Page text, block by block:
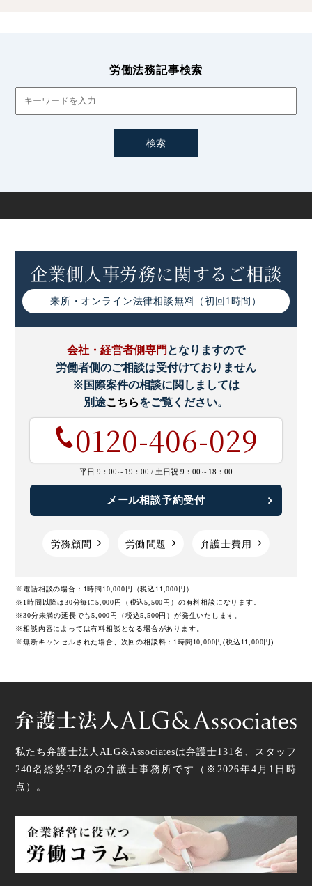
働き方改革による産業医の機能強化とは｜改正点や企業の
取り組みなど
高度プロフェッショナル制度導入時の注意点
高度プロフェッショナル制度の導入要件
高度プロフェッショナル制度の導入手続きについて
【2025年最新版】労働安全衛生法の改正一覧とポイント
て
時間外労働の上限規制｜2024年の建設業への適用や罰則な
どの基礎知識
同一労働同一賃金とは｜ガイドラインや企業の対応などわ
【働き方改革】待遇に関する説明義務の強化の改正要点
【働き方改革】法改正スケジュール｜2023・2024年
【働き方改革】行政による履行確保措置・裁判外紛争解決
手続（行政ADR）の整備について
労働法務記事検索
企業側人事労務に関するご相談
来所・オンライン法律相談無料（初回1時間）
会社・経営者側専門 となりますので
労働者側のご相談は受付けておりません
※国際案件の相談に関しましては
別途こちらをご覧ください。
0120-406-029
平日 9：00～19：00 / 土日祝 9：00～18：00
メール相談予約受付
労務顧問 労働問題 弁護士費用
※電話相談の場合：1時間10,000円（税込11,000円）
※1時間以降は30分毎に5,000円（税込5,500円）の有料相談になります。
※30分未満の延長でも5,000円（税込5,500円）が発生いたします。
※相談内容によっては有料相談となる場合があります。
※無断キャンセルされた場合、次回の相談料：1時間10,000円(税込11,000円)
私たち弁護士法人ALG&Associatesは弁護士131名、スタッフ
240名総勢371 名の弁護士事務所です（ ※2026年4月1日時
点 ）。